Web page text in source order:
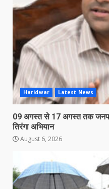
Haridwar Latest News
09 अगस्त से 17 अगस्त तक जनपद
तिरंगा अभियान
August 6, 2026